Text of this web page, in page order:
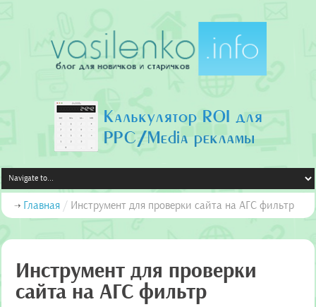
Главная / Инструмент для проверки сайта на АГС фильтр
Инструмент для проверки
сайта на АГС фильтр